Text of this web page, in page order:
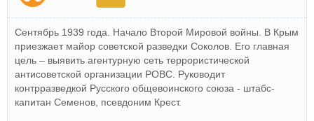
Сентябрь 1939 года. Начало Второй Мировой войны. В Крым
приезжает майор советской разведки Соколов. Его главная
цель – выявить агентурную сеть террористической
антисоветской организации РОВС. Руководит
контрразведкой Русского общевоинского союза - штабс-
капитан Семенов, псевдоним Крест.